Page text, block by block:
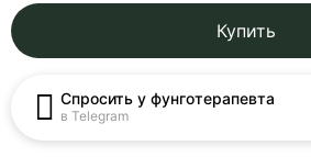
Купить
Спросить у фунготерапевта
в Telegram